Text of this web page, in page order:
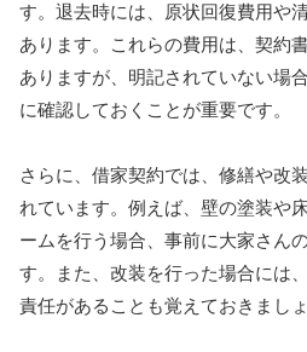
す。退去時には、原状回復費用や
あります。これらの費用は、契約
ありますが、明記されていない場
に確認しておくことが重要です。
さらに、借家契約では、修繕や改
れています。例えば、壁の塗装や
ームを行う場合、事前に大家さん
す。また、改装を行った場合には
責任があることも覚えておきましょ